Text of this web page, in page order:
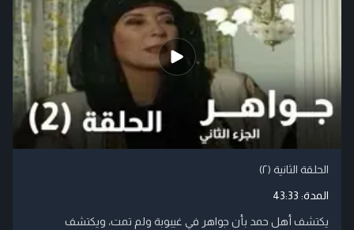
الحلقة الثانية (۲)
المدة: 43:33
يكتشف أهل حمد بأن جواهر في غيبوبة ولم تمت، ويكتشف